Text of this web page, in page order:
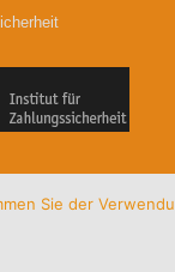
Sie der